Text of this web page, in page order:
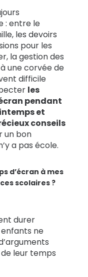
: entre le
les devoirs
pour les
la gestion des
une corvée de
difficile
les
pendant
et
conseils
un bon
a pas école.
d’écran à mes
scolaires ?
durer
ne
leur temps